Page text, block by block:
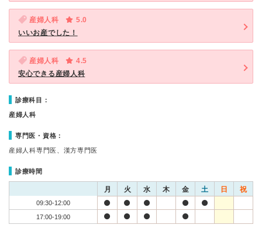
産婦人科
5.0
いいお産でした！
産婦人科
4.5
安心できる産婦人科
診療科目：
産婦人科
専門医・資格：
産婦人科専門医、漢方専門医
診療時間
月 火 水 木 金 土 日 祝
09:30-12:00
17:00-19:00